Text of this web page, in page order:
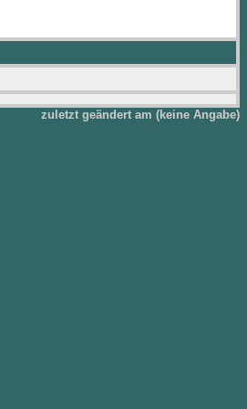
zuletzt geändert am (keine Angabe)